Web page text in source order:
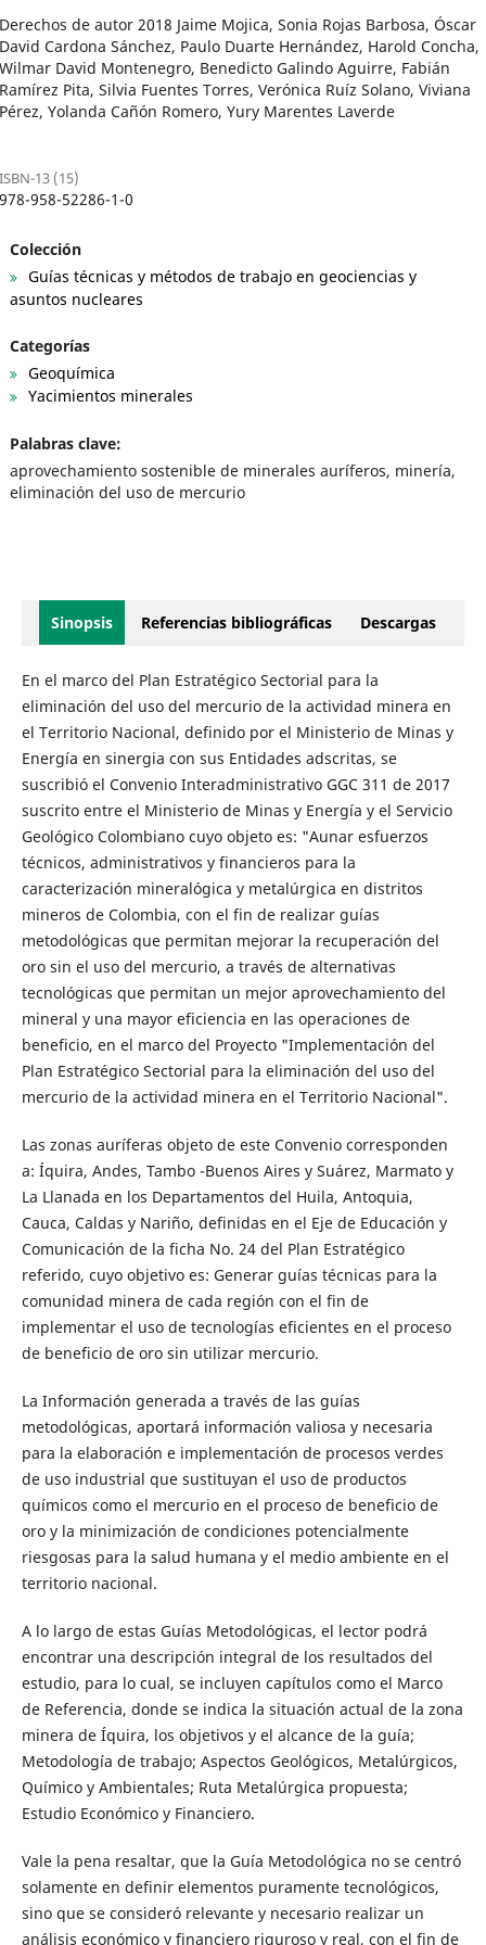
Derechos de autor 2018 Jaime Mojica, Sonia Rojas Barbosa, Óscar
David Cardona Sánchez, Paulo Duarte Hernández, Harold Concha,
Wilmar David Montenegro, Benedicto Galindo Aguirre, Fabián
Ramírez Pita, Silvia Fuentes Torres, Verónica Ruíz Solano, Viviana
Pérez, Yolanda Cañón Romero, Yury Marentes Laverde
ISBN-13 (15)
978-958-52286-1-0
Colección
Guías técnicas y métodos de trabajo en geociencias y
asuntos nucleares
Categorías
Geoquímica
Yacimientos minerales
Palabras clave:
aprovechamiento sostenible de minerales auríferos, minería,
eliminación del uso de mercurio
Sinopsis Referencias bibliográficas Descargas
En el marco del Plan Estratégico Sectorial para la
eliminación del uso del mercurio de la actividad minera en
el Territorio Nacional, definido por el Ministerio de Minas y
Energía en sinergia con sus Entidades adscritas, se
suscribió el Convenio Interadministrativo GGC 311 de 2017
suscrito entre el Ministerio de Minas y Energía y el Servicio
Geológico Colombiano cuyo objeto es: "Aunar esfuerzos
técnicos, administrativos y financieros para la
caracterización mineralógica y metalúrgica en distritos
mineros de Colombia, con el fin de realizar guías
metodológicas que permitan mejorar la recuperación del
oro sin el uso del mercurio, a través de alternativas
tecnológicas que permitan un mejor aprovechamiento del
mineral y una mayor eficiencia en las operaciones de
beneficio, en el marco del Proyecto "Implementación del
Plan Estratégico Sectorial para la eliminación del uso del
mercurio de la actividad minera en el Territorio Nacional".
Las zonas auríferas objeto de este Convenio corresponden
a: Íquira, Andes, Tambo -Buenos Aires y Suárez, Marmato y
La Llanada en los Departamentos del Huila, Antoquia,
Cauca, Caldas y Nariño, definidas en el Eje de Educación y
Comunicación de la ficha No. 24 del Plan Estratégico
referido, cuyo objetivo es: Generar guías técnicas para la
comunidad minera de cada región con el fin de
implementar el uso de tecnologías eficientes en el proceso
de beneficio de oro sin utilizar mercurio.
La Información generada a través de las guías
metodológicas, aportará información valiosa y necesaria
para la elaboración e implementación de procesos verdes
de uso industrial que sustituyan el uso de productos
químicos como el mercurio en el proceso de beneficio de
oro y la minimización de condiciones potencialmente
riesgosas para la salud humana y el medio ambiente en el
territorio nacional.
A lo largo de estas Guías Metodológicas, el lector podrá
encontrar una descripción integral de los resultados del
estudio, para lo cual, se incluyen capítulos como el Marco
de Referencia, donde se indica la situación actual de la zona
minera de Íquira, los objetivos y el alcance de la guía;
Metodología de trabajo; Aspectos Geológicos, Metalúrgicos,
Químico y Ambientales; Ruta Metalúrgica propuesta;
Estudio Económico y Financiero.
Vale la pena resaltar, que la Guía Metodológica no se centró
solamente en definir elementos puramente tecnológicos,
sino que se consideró relevante y necesario realizar un
análisis económico y financiero riguroso y real, con el fin de